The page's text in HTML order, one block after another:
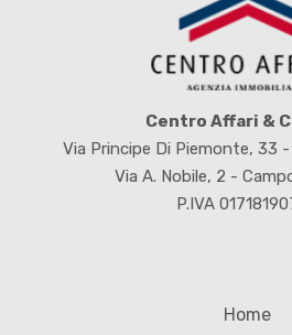
Centro Affari &
Via Principe Di Piemonte, 33
Via A. Nobile, 2 -
P.IVA
Home